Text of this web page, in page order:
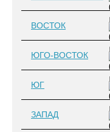
ВОСТОК
ЮГО-ВОСТОК
ЮГ
ЗАПАД